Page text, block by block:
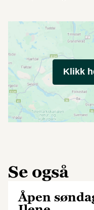
Klikk
Se også
Åpen